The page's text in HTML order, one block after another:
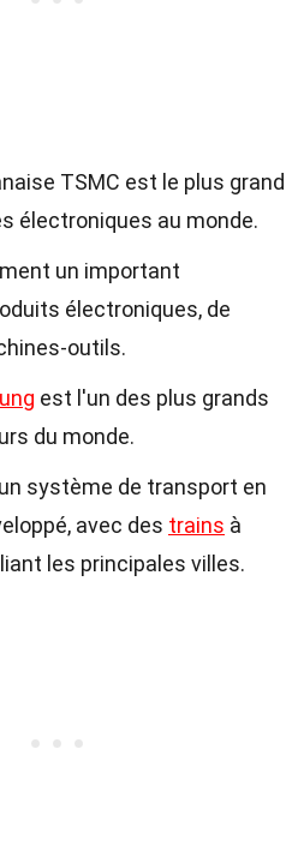
TSMC est le plus grand
électroniques au monde.
un important
électroniques, de
outils.
est l'un des plus grands
du monde.
système de transport en
avec des trains à
les principales villes.